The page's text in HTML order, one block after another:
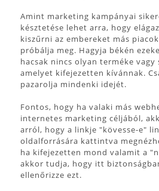
Amint marketing kampányai
késztetése lehet arra, hogy
kiszűrni az embereket más
próbálja meg. Hagyja békén
hacsak nincs olyan terméke vagy
amelyet kifejezetten kívánnak.
pazarolja mindenki idejét.
Fontos, hogy ha valaki más
internetes marketing céljából,
arról, hogy a linkje "kövesse-e"
oldalforrására kattintva
ha kifejezetten mond valamit a
akkor tudja, hogy itt
ellenőrizze ezt.